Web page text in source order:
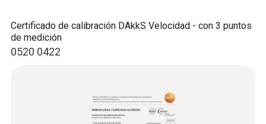
0520 0422
Certificado de calibración DAkkS Velocidad - con 3 puntos
de medición